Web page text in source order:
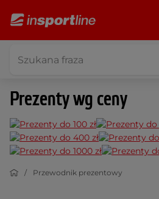
Prezenty wg ceny
Przewodnik prezentowy